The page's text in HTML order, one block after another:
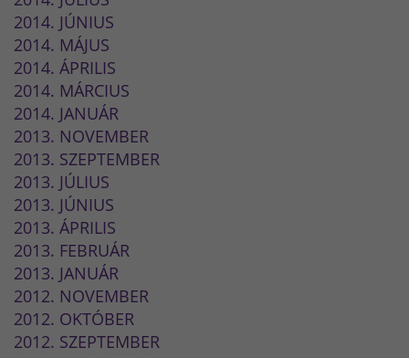
2014. JÚNIUS
2014. MÁJUS
2014. ÁPRILIS
2014. MÁRCIUS
2014. JANUÁR
2013. NOVEMBER
2013. SZEPTEMBER
2013. JÚLIUS
2013. JÚNIUS
2013. ÁPRILIS
2013. FEBRUÁR
2013. JANUÁR
2012. NOVEMBER
2012. OKTÓBER
2012. SZEPTEMBER